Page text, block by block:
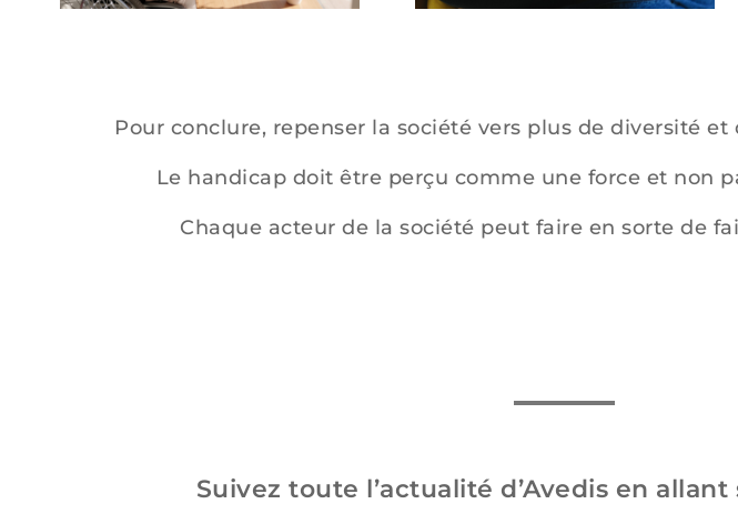
Pour conclure, repenser la société vers plus de diversité et
Le handicap doit être perçu comme une force et non
Chaque acteur de la société peut faire en sorte de
Suivez toute l’actualité d’Avedis en